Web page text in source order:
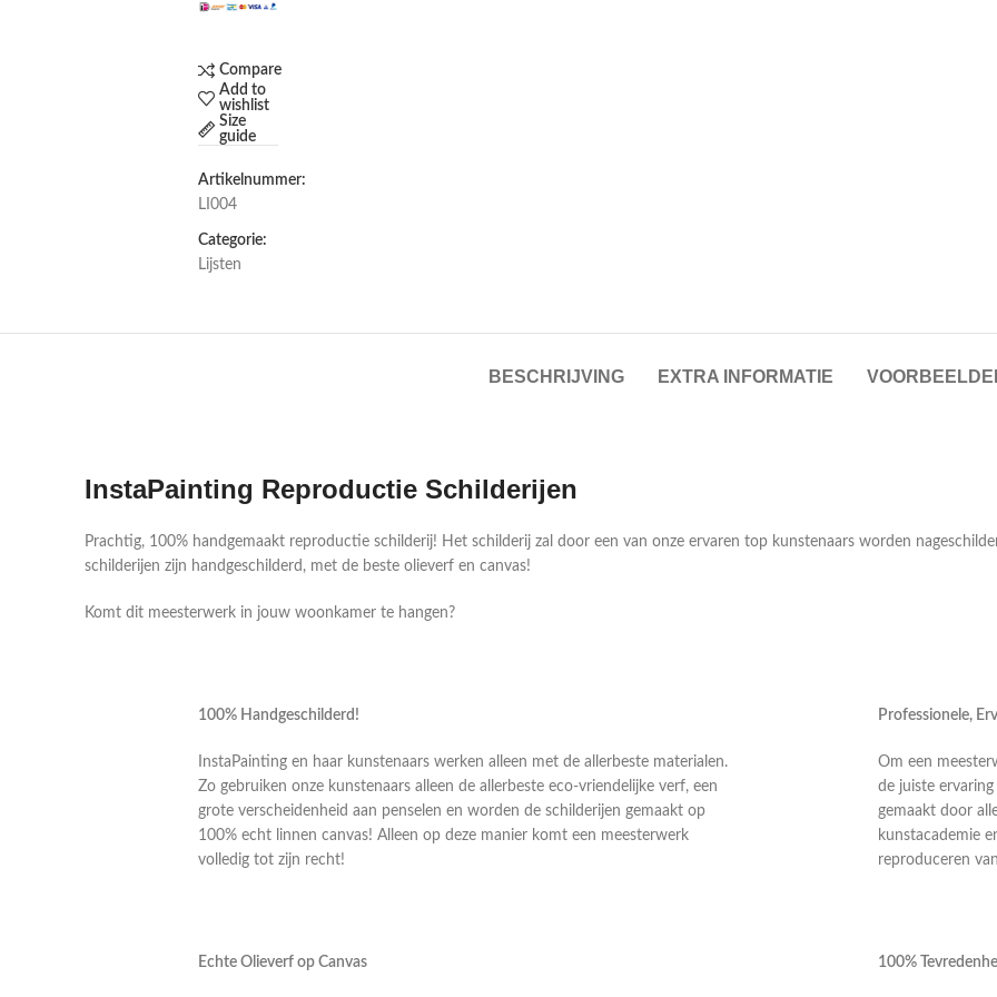
Compare
Add to
wishlist
Size
guide
Artikelnummer:
LI004
Categorie:
Lijsten
BESCHRIJVING EXTRA INFORMATIE
InstaPainting Reproductie Schilderijen
Prachtig, 100% handgemaakt reproductie schilderij! Het schilderij zal door een van onze ervaren top kunstenaars worden
schilderijen zijn handgeschilderd, met de beste olieverf en canvas!
Komt dit meesterwerk in jouw woonkamer te hangen?
100% Handgeschilderd!
InstaPainting en haar kunstenaars werken alleen met de allerbeste materialen.
Zo gebruiken onze kunstenaars alleen de allerbeste eco-vriendelijke verf, een
grote verscheidenheid aan penselen en worden de schilderijen gemaakt op
100% echt linnen canvas! Alleen op deze manier komt een meesterwerk
volledig tot zijn recht!
Echte Olieverf op Canvas
Professionele,
Om een
de juiste
gemaakt door
kunstacademie
reproduceren
100%